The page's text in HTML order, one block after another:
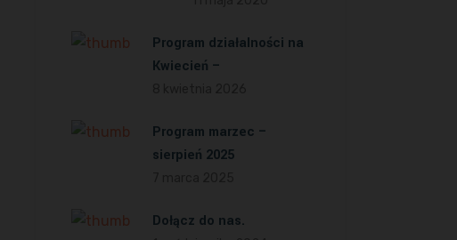
Program działalności na
Kwiecień –
Program marzec –
sierpień 2025
Dołącz do nas.